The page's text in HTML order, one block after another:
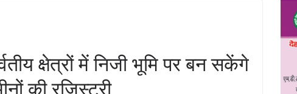
क्षेत्रों में निजी भूमि पर बन सकेंगे
की रजिस्ट्री